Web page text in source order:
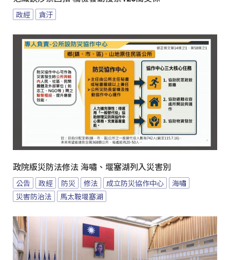
政經 貪汙
政院版災防法修法 海嘯、堰塞湖列入災害別
公告 政經 防災 修法 成立防災協作中心
海嘯
災害防治法
馬太鞍堰塞湖